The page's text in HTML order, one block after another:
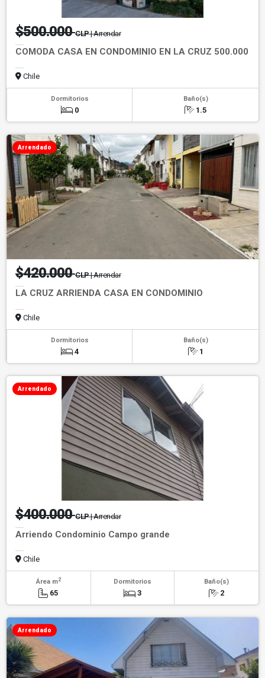
$500.000CLP| Arrendar
COMODA CASA EN CONDOMINIO EN LA CRUZ 500.000
Chile
Dormitorios
0
Baño(s)
1.5
Arrendado
$420.000CLP| Arrendar
LA CRUZ ARRIENDA CASA EN CONDOMINIO
Chile
Dormitorios
4
Baño(s)
1
Arrendado
$400.000CLP| Arrendar
Arriendo Condominio Campo grande
Chile
Área m2
65
Dormitorios
3
Baño(s)
2
Arrendado